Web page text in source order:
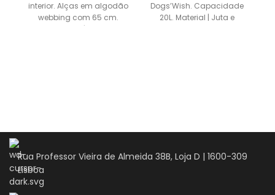
interior. Alças em algodão
webbing com 65 cm.
Material | 100%
Dogs’Wish. Capacidade
20L. Material | Juta e
Rua Professor Vieira de Almeida 38B, Loja D | 1600-309
Lisboa